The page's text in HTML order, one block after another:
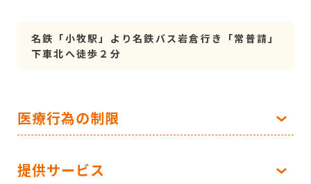
名鉄「小牧駅」より名鉄バス岩倉行き「常普請」
下車北へ徒歩２分
医療行為の制限
提供サービス